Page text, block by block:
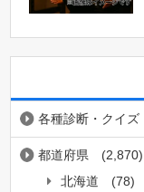
各種診断・クイズ
都道府県
(2,870)
北海道
(78)